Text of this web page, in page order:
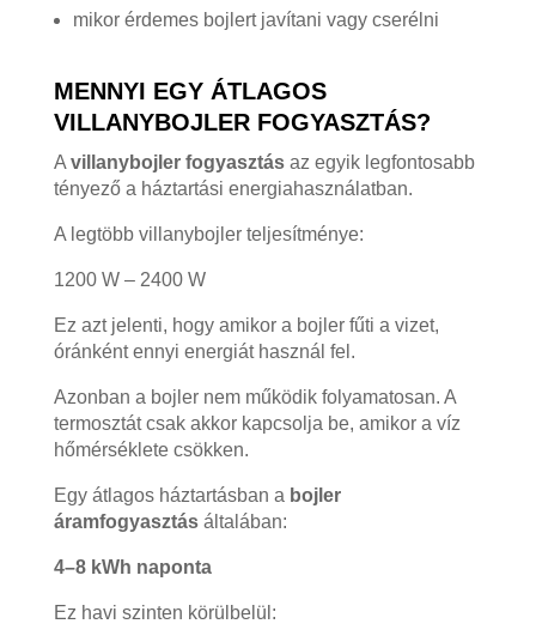
mikor érdemes bojlert javítani vagy cserélni
MENNYI EGY ÁTLAGOS
VILLANYBOJLER FOGYASZTÁS?
A villanybojler fogyasztásaz egyik legfontosabb
tényező a háztartási energiahasználatban.
A legtöbb villanybojler teljesítménye:
1200 W – 2400 W
Ez azt jelenti, hogy amikor a bojler fűti a vizet,
óránként ennyi energiát használ fel.
Azonban a bojler nem működik folyamatosan. A
termosztát csak akkor kapcsolja be, amikor a víz
hőmérséklete csökken.
Egy átlagos háztartásban a bojler
áramfogyasztásáltalában:
4–8 kWh naponta
Ez havi szinten körülbelül: